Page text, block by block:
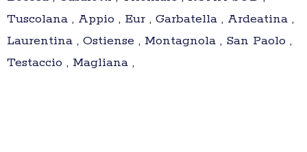
Tuscolana , Appio , Eur , Garbatella , Ardeatina ,
Laurentina , Ostiense , Montagnola , San Paolo ,
Testaccio , Magliana ,